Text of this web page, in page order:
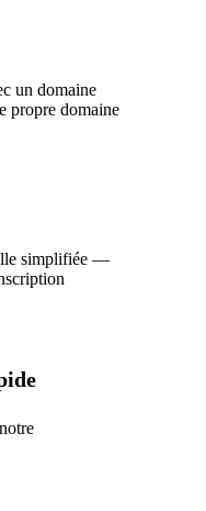
un domaine
propre domaine
simplifiée —